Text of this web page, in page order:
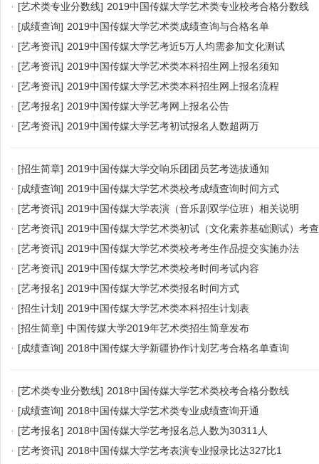
· [艺术类专业分数线] 2019中国传媒大学艺术类专业校考合格分数线
· [成绩查询] 2019中国传媒大学艺术类成绩查询与合格名单
· [艺考资讯] 2019中国传媒大学艺考近5万人均需参加文化测试
· [艺考资讯] 2019中国传媒大学艺术类本科招生网上报名须知
· [艺考资讯] 2019中国传媒大学艺术类本科招生网上报名流程
· [艺考报名] 2019中国传媒大学艺考网上报名公告
· [艺考资讯] 2019中国传媒大学艺考初试报名人数超两万
· [招生简章] 2019中国传媒大学交响乐团团员艺考选拔通知
· [成绩查询] 2019中国传媒大学艺术类校考成绩查询时间方式
· [艺考资讯] 2019中国传媒大学表演（音乐剧双学位班）相关说明
· [艺考资讯] 2019中国传媒大学艺术类初试（文化素养基础测试）考
· [艺考资讯] 2019中国传媒大学艺术类校考考生作品提交实施办法
· [艺考资讯] 2019中国传媒大学艺术类校考时间考试内容
· [艺考报名] 2019中国传媒大学艺术类报名时间方式
· [招生计划] 2019中国传媒大学艺术类本科招生计划表
· [招生简章] 中国传媒大学2019年艺术类招生简章发布
· [成绩查询] 2018中国传媒大学新疆协作计划艺考合格名单查询
· [艺术类专业分数线] 2018中国传媒大学艺术类校考合格分数线
· [成绩查询] 2018中国传媒大学艺术类专业成绩查询开通
· [艺考报名] 2018中国传媒大学艺考报名总人数为30311人
· [艺考资讯] 2018中国传媒大学艺考表演专业报录比达327比1